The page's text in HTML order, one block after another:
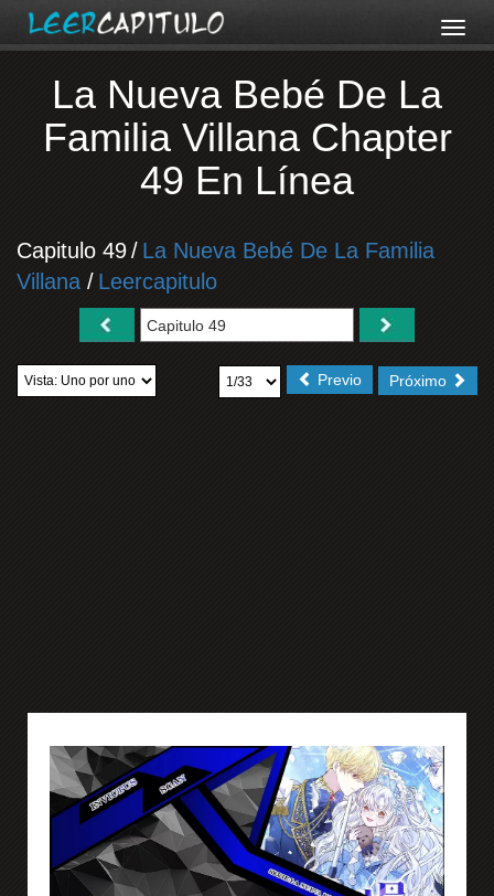
La Nueva Bebé De La
Familia Villana Chapter
49 En Línea
Capitulo 49/ La Nueva Bebé De La Familia
Villana / Leercapitulo
Próximo
Previo